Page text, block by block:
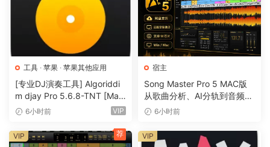
only solution designed for multi user collaboration so
editors, assistants, colorists, VFX artists and sound
designers can all work live on the same project at the
same time! Whether you’re an individual artist, or part of a
large collaborative team, it’s easy to see why DaVinci
Resolve is the standard for high end post production and
finishing on more Hollywood feature films, television
shows and commercials than any other software.
Introducing the Cut Page!
工具 · 苹果 · 苹果其他应用
[专业DJ演奏工具] Algoriddi
m djay Pro 5.6.8-TNT [Mac
OSX]（290MB）
6小时前 VIP
宿主
Song Master Pro 5 MAC版
从歌曲分析、AI分轨到音频转
MIDI的一体化音乐工具
6小时前
VIP 荐 VIP